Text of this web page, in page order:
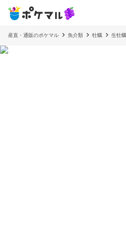
産直・通販のポケマル 魚介類 牡蠣 生牡